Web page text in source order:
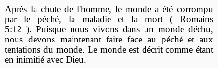
Après la chute de l'homme, le monde a été corrompu
par le péché, la maladie et la mort ( Romains
5:12 ). Puisque nous vivons dans un monde déchu,
nous devons maintenant faire face au péché et aux
tentations du monde. Le monde est décrit comme étant
en inimitié avec Dieu.